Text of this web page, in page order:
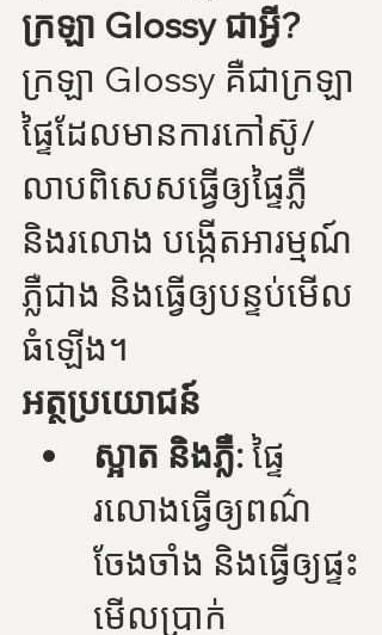
ក្រឡា Glossy ជាអ្វី?
ក្រឡា Glossy គឺជាក្រឡា
ផ្ទៃដែលមានការកៅស៊ូ/
លាបពិសេសធ្វើឲ្យផ្ទៃភ្លឺ
និងរលោង បង្កើតអារម្មណ៍
ភ្លឺជាង និងធ្វើឲ្យបន្ទប់មើល
ធំឡើង។
អត្ថប្រយោជន៍
ស្អាត និងភ្លឺ: ផ្ទៃ
រលោងធ្វើឲ្យពណ៌
ចែងចាំង និងធ្វើឲ្យផ្ទះ
មើលប្រាក់